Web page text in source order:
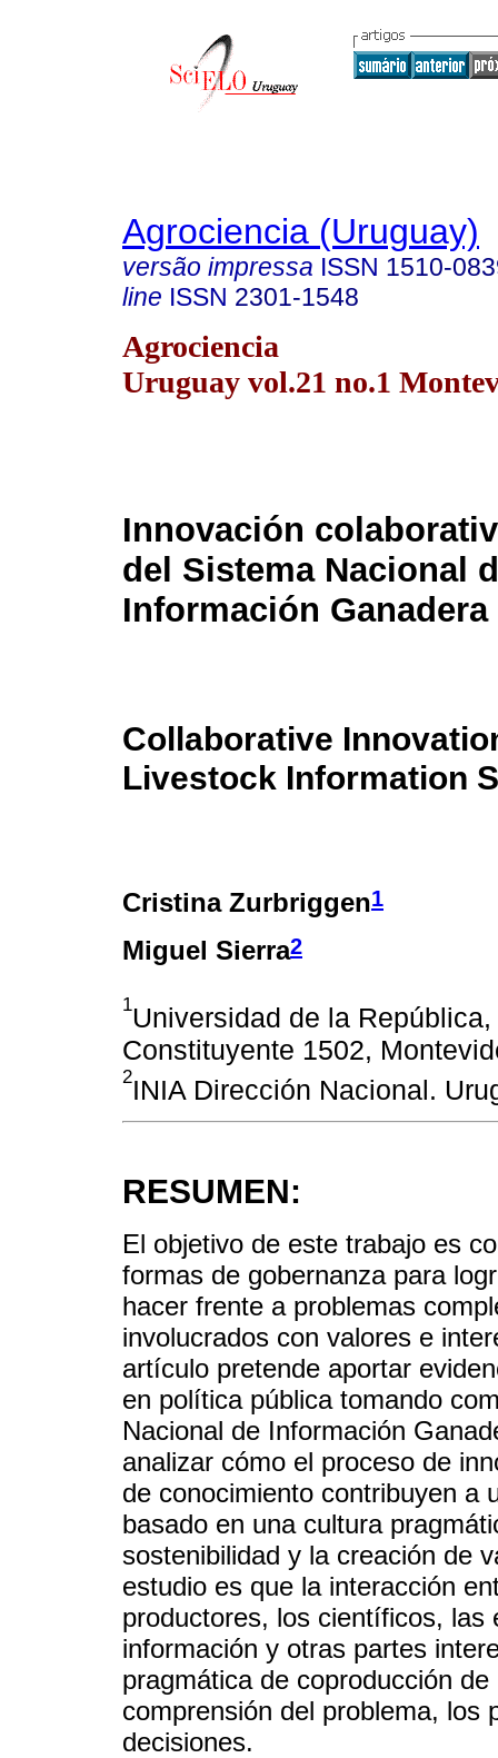
Agrociencia (Uruguay)
versão impressa ISSN 1510-
line ISSN 2301-1548
Agrociencia
Uruguay vol.21 no.1
Innovación
del Sistema Nacional
Información Ganadera
Collaborative
Livestock Information
Cristina Zurbriggen1
Miguel Sierra2
1Universidad de la
Constituyente 1502,
2INIA Dirección Nacional.
RESUMEN:
El objetivo de este trabajo es
formas de gobernanza para
hacer frente a problemas
involucrados con valores e
artículo pretende aportar
en política pública tomando
Nacional de Información
analizar cómo el proceso de
de conocimiento contribuyen a
basado en una cultura
sostenibilidad y la creación de
estudio es que la interacción
productores, los científicos,
información y otras partes
pragmática de coproducción
comprensión del problema, los
decisiones.